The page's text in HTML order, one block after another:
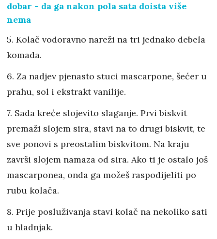
dobar - da ga nakon pola sata doista više
nema
5. Kolač vodoravno nareži na tri jednako debela
komada.
6. Za nadjev pjenasto stuci mascarpone, šećer u
prahu, sol i ekstrakt vanilije.
7. Sada kreće slojevito slaganje. Prvi biskvit
premaži slojem sira, stavi na to drugi biskvit, te
sve ponovi s preostalim biskvitom. Na kraju
završi slojem namaza od sira. Ako ti je ostalo još
mascarponea, onda ga možeš raspodijeliti po
rubu kolača.
8. Prije posluživanja stavi kolač na nekoliko sati
u hladnjak.